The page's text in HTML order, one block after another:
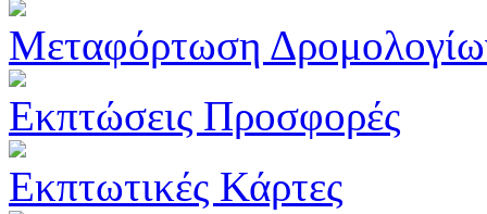
Μεταφόρτωση
Εκπτώσεις Προσφορές
Εκπτωτικές Κάρτες